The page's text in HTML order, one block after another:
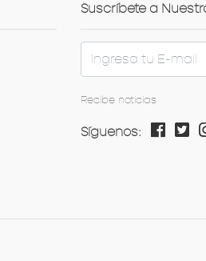
Suscríbete a
Recibe noticias
Síguenos: